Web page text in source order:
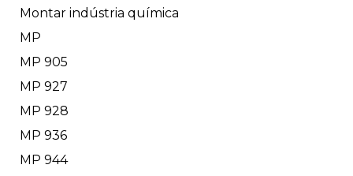
Montar indústria química
MP
MP 905
MP 927
MP 928
MP 936
MP 944